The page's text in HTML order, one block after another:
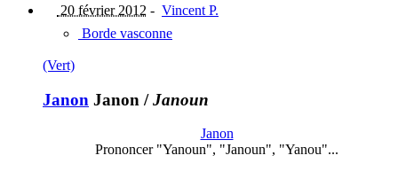
20 février 2012 - Vincent P.
Borde vasconne
(Vert)
Janon Janon /Janoun
Janon
Prononcer "Yanoun", "Janoun", "Yanou"...